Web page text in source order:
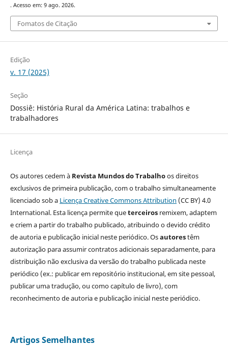
. Acesso em: 9 ago. 2026.
Fomatos de Citação
Edição
v. 17 (2025)
Seção
Dossiê: História Rural da América Latina: trabalhos e
trabalhadores
Licença
Os autores cedem à Revista Mundos do Trabalhoos direitos
exclusivos de primeira publicação, com o trabalho simultaneamente
licenciado sob a Licença Creative Commons Attribution (CC BY) 4.0
International. Esta licença permite queterceirosremixem, adaptem
e criem a partir do trabalho publicado, atribuindo o devido crédito
de autoria e publicação inicial neste periódico. Osautorestêm
autorização para assumir contratos adicionais separadamente, para
distribuição não exclusiva da versão do trabalho publicada neste
periódico (ex.: publicar em repositório institucional, em site pessoal,
publicar uma tradução, ou como capítulo de livro), com
reconhecimento de autoria e publicação inicial neste periódico.
Artigos Semelhantes